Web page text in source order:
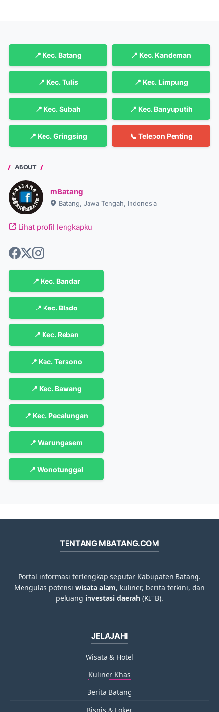
📍 Kec. Batang 📍 Kec. Kandeman
📍 Kec. Tulis 📍 Kec. Limpung
📍 Kec. Subah 📍 Kec. Banyuputih
📍 Kec. Gringsing 📞 Telepon Penting
ABOUT
mBatang
Batang, Jawa Tengah, Indonesia
Lihat profil lengkapku
📍 Kec. Bandar
📍 Kec. Blado
📍 Kec. Reban
📍 Kec. Tersono
📍 Kec. Bawang
📍 Kec. Pecalungan
📍 Warungasem
📍 Wonotunggal
TENTANG MBATANG.COM
Portal informasi terlengkap seputar Kabupaten Batang.
Mengulas potensi wisata alam, kuliner, berita terkini, dan
peluang investasi daerah (KITB).
JELAJAHI
Wisata & Hotel
Kuliner Khas
Berita Batang
Bisnis & Loker